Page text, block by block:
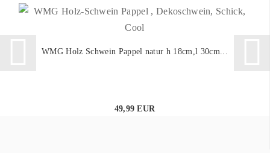
WMG Holz Schwein Pappel natur h 18cm,l 30cm...
49,99 EUR